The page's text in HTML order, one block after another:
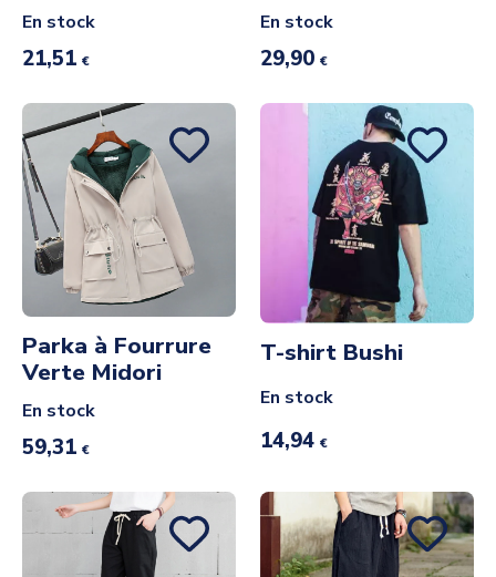
En stock
21,51 €
En stock
29,90 €
Parka à Fourrure
Verte Midori
En stock
59,31 €
T-shirt Bushi
En stock
14,94 €